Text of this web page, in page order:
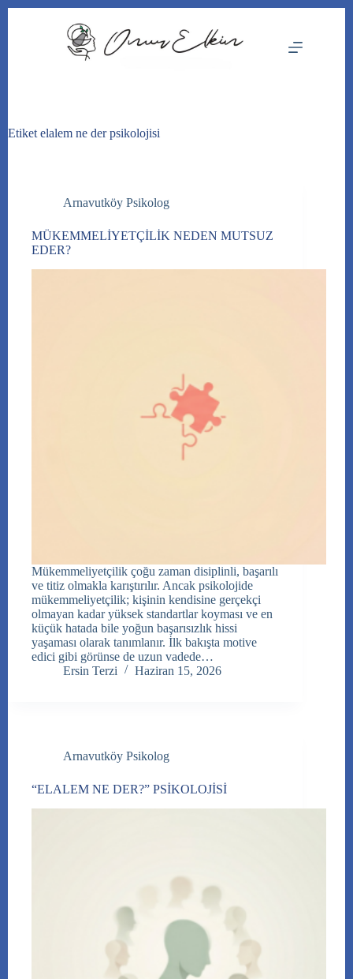
Etiket elalem ne der psikolojisi
Arnavutköy Psikolog
MÜKEMMELİYETÇİLİK NEDEN MUTSUZ
EDER?
Mükemmeliyetçilik çoğu zaman disiplinli, başarılı
ve titiz olmakla karıştırılır. Ancak psikolojide
mükemmeliyetçilik; kişinin kendisine gerçekçi
olmayan kadar yüksek standartlar koyması ve en
küçük hatada bile yoğun başarısızlık hissi
yaşaması olarak tanımlanır. İlk bakışta motive
edici gibi görünse de uzun vadede…
Ersin Terzi
Haziran 15, 2026
Arnavutköy Psikolog
“ELALEM NE DER?” PSİKOLOJİSİ